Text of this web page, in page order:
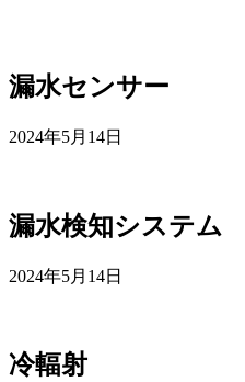
漏水センサー
2024年5月14日
漏水検知システム
2024年5月14日
冷輻射